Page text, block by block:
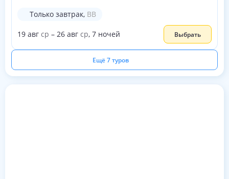
Только завтрак, BB
19 авг ср – 26 авг ср, 7 ночей Выбрать
Ещё 7 туров